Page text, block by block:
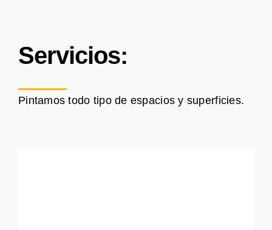
Servicios:
Pintamos todo tipo de espacios y superficies.